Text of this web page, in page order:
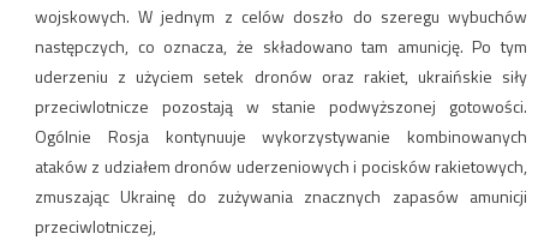
wojskowych. W jednym z celów doszło do szeregu wybuchów
następczych, co oznacza, że składowano tam amunicję. Po tym
uderzeniu z użyciem setek dronów oraz rakiet, ukraińskie siły
przeciwlotnicze pozostają w stanie podwyższonej gotowości.
Ogólnie Rosja kontynuuje wykorzystywanie kombinowanych
ataków z udziałem dronów uderzeniowych i pocisków rakietowych,
zmuszając Ukrainę do zużywania znacznych zapasów amunicji
przeciwlotniczej,